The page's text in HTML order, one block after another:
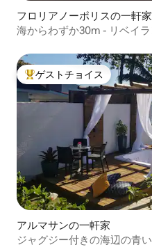
フロリアノーポリスの一軒家
海からわずか30m - リベイ
大好評のゲストチョイスで
ゲストチョイス
アルマサンの一軒家
ジャグジー付きの海辺の青い